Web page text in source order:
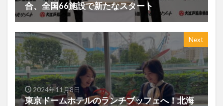
合、全国66施設で新たなスタート
Next
2024年11月8日
東京ドームホテルのランチブッフェへ！北海